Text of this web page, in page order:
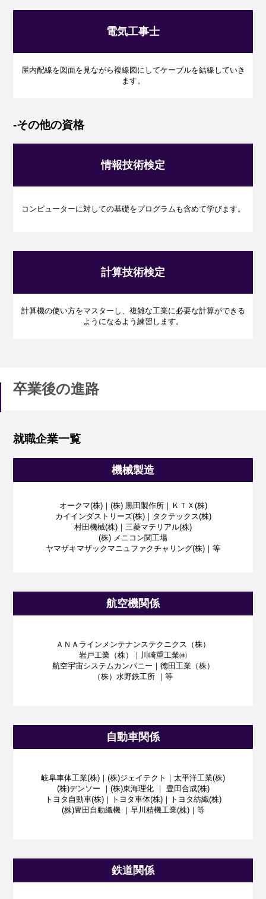
電気工事士
屋内配線を図面を見ながら複線図にしてケーブルを結線していき
ます。
-その他の資格
情報技術検定
コンピューターに対しての基礎をプログラムも含めて学びます。
計算技術検定
計算機の使い方をマスターし、 複雑な工業に必要な計算ができる
ようになるよう練習します。
卒業後の進路
就職企業一覧
機械製造
オークマ(株)｜(株) 黒田製作所｜ＫＴＸ(株)
カイインダストリーズ(株)｜タクテックス(株)
村田機械(株)｜三菱マテリアル(株)
(株) メニコン関工場
ヤマザキマザックマニュファクチャリング(株)｜等
航空機関係
ＡＮＡラインメンテナンステクニクス（株）
岩戸工業（株）｜川崎重工業㈱
航空宇宙システムカンパニー｜徳田工業（株）
（株）水野鉄工所 ｜等
自動車関係
岐阜車体工業(株)｜(株)ジェイテクト｜太平洋工業(株)
(株)デンソー ｜(株)東海理化 ｜ 豊田合成(株)
トヨタ自動車(株)｜トヨタ車体(株)｜トヨタ紡織(株)
(株)豊田自動織機 ｜早川精機工業(株)｜等
鉄道関係